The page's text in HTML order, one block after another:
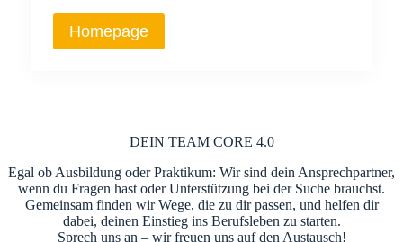
Homepage
DEIN TEAM CORE 4.0
Egal ob Ausbildung oder Praktikum: Wir sind dein Ansprechpartner,
wenn du Fragen hast oder Unterstützung bei der Suche brauchst.
Gemeinsam finden wir Wege, die zu dir passen, und helfen dir
dabei, deinen Einstieg ins Berufsleben zu starten.
Sprech uns an – wir freuen uns auf den Austausch!